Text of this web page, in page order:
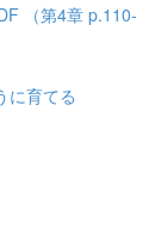
（第4章 p.110-
育てる